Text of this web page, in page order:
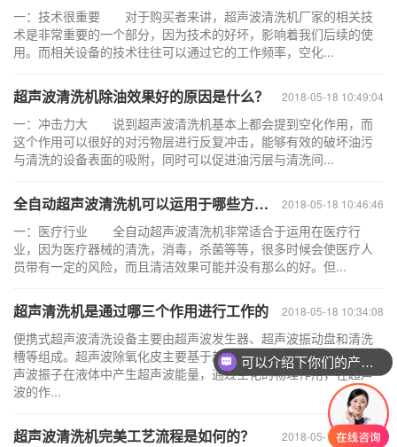
一：技术很重要 对于购买者来讲，超声波清洗机厂家的相关技
术是非常重要的一个部分，因为技术的好坏，影响着我们后续的使
用。而相关设备的技术往往可以通过它的工作频率，空化...
2018-05-18 10:49:04
超声波清洗机除油效果好的原因是什么？
一：冲击力大 说到超声波清洗机基本上都会提到空化作用，而
这个作用可以很好的对污物层进行反复冲击，能够有效的破坏油污
与清洗的设备表面的吸附，同时可以促进油污层与清洗间...
2018-05-18 10:46:46
全自动超声波清洗机可以运用于哪些方面？
一：医疗行业 全自动超声波清洗机非常适合于运用在医疗行
业，因为医疗器械的清洗，消毒，杀菌等等，很多时候会使医疗人
员带有一定的风险，而且清洁效果可能并没有那么的好。但...
2018-05-18 10:34:08
超声清洗机是通过哪三个作用进行工作的
便携式超声波清洗设备主要由超声波发生器、超声波振动盘和清洗
槽等组成。超声波除氧化皮主要基于超声波功率的使用。相应的超
声波振子在液体中产生超声波能量，通过空化的物理作用，在超声
波的作...
2018-05-18 10:11:36
超声波清洗机完美工艺流程是如何的？